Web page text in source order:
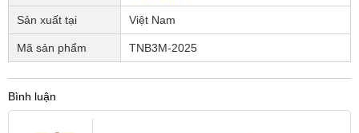
Sản xuất tại Việt Nam
Mã sản phẩm TNB3M-2025
Bình luận